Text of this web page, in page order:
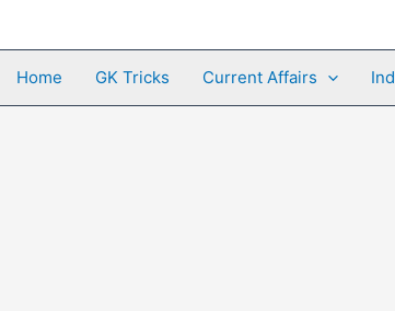
Home GK Tricks Current Affairs